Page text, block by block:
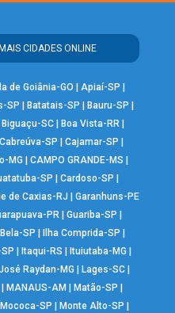
MAIS CIDADES ONLINE
de Goiânia-GO | Apiaí-SP |
SP |Batatais-SP |Bauru-SP |
Biguaçu-SC |Boa Vista-RR |
Cabreúva-SP | Cajamar-SP |
MG |CAMPO GRANDE-MS |
SP | Cardoso-SP |
de Caxias-RJ | Garanhuns-PE
PR | Guariba-SP |
SP | Ilha Comprida-SP |
| Itaqui-RS | Ituiutaba-MG |
Raydan-MG | Lages-SC|
| MANAUS-AM | Matão-SP |
Mococa-SP |Monte Alto-SP |